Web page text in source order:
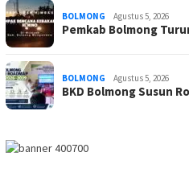
BOLMONG Agustus 5, 2026
Pemkab Bolmong
BOLMONG Agustus 5, 2026
BKD Bolmong Susun